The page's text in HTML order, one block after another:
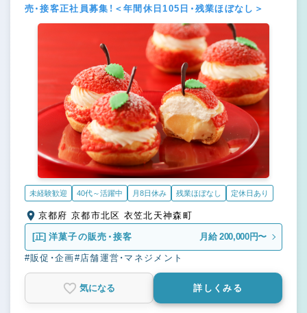
売・接客正社員募集！＜年間休日105日・残業ほぼなし＞
未経験歓迎 40代～活躍中 月8日休み 残業ほぼなし 定休日あり
京都府 京都市北区 衣笠北天神森町
[正] 洋菓子の販売・接客 月給 200,000円〜
#販促・企画#店舗運営・マネジメント
気になる 詳しくみる